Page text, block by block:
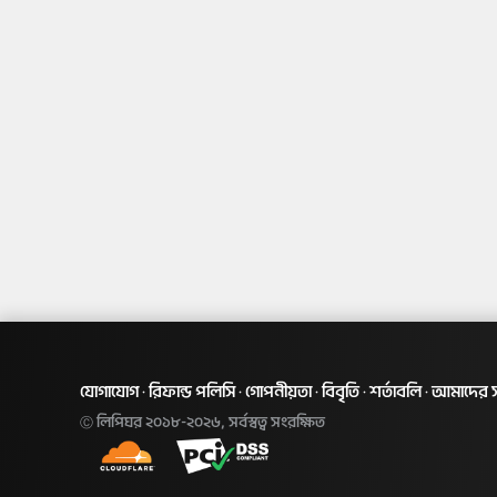
যোগাযোগ·রিফান্ড পলিসি·গোপনীয়তা·বিবৃতি·শর্তাবলি·আমাদের
Ⓒ লিপিঘর ২০১৮-২০২৬, সর্বস্বত্ব সংরক্ষিত